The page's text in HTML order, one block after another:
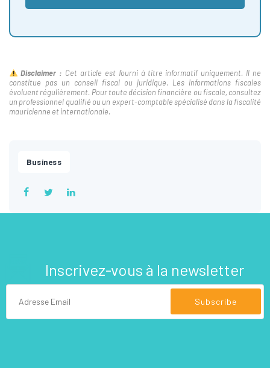
Disclaimer : Cet article est fourni à titre informatif uniquement. Il ne
constitue pas un conseil fiscal ou juridique. Les informations fiscales
évoluent régulièrement. Pour toute décision financière ou fiscale, consultez
un professionnel qualifié ou un expert-comptable spécialisé dans la fiscalité
mauricienne et internationale.
Business
Inscrivez-vous à la newsletter